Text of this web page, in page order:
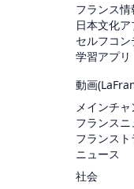
フランス情
日本文化ア
セルフコン
学習アプリ
動画(
メインチ
フランスニ
フランス
ニュース
社会